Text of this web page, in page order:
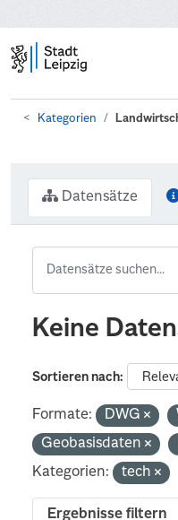
Kategorien
Datensätze
Keine
Sortieren nach
Formate: DWG
Geobasisdaten
Kategorien:
tech
Ergebnisse filtern